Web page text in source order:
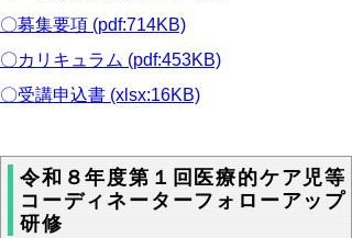
〇募集要項 (pdf:714KB)
〇カリキュラム (pdf:453KB)
〇受講申込書 (xlsx:16KB)
令和８年度第１回医療的ケア児等
コーディネーターフォローアップ
研修